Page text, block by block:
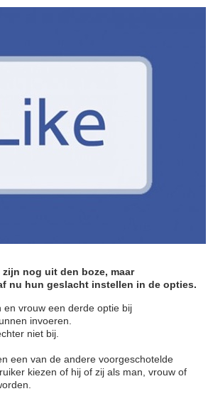
nog uit den boze, maar
nu hun geslacht instellen in de opties.
en vrouw een derde optie bij
invoeren.
niet bij.
een van de andere voorgeschotelde
kiezen of hij of zij als man, vrouw of